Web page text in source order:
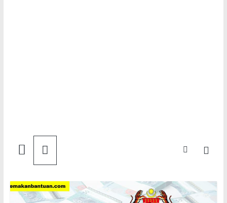
Semakan
Bantuan
Semakan